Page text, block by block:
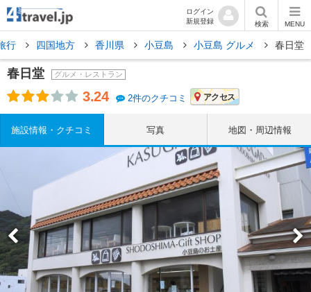
ログイン
新規登録
検索 MENU
行 四国地方 香川県 小豆島 小豆島 グルメ 春日堂
春日堂 グルメ・レストラン
3.24 2件のクチコミ アクセス
施設情報・クチコミ 写真 地図・周辺情報